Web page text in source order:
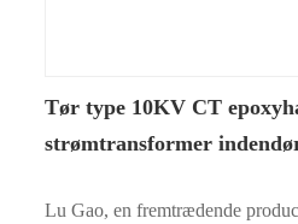
Tør type 10KV CT
strømtransformer
Lu Gao, en fremtrædende